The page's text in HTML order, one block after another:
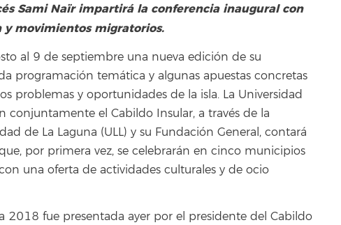
Sami Naïr impartirá la conferencia inaugural con
y movimientos migratorios.
al 9 de septiembre una nueva edición de su
programación temática y algunas apuestas concretas
problemas y oportunidades de la isla. La Universidad
conjuntamente el Cabildo Insular, a través de la
de La Laguna (ULL) y su Fundación General, contará
por primera vez, se celebrarán en cinco municipios
una oferta de actividades culturales y de ocio
2018 fue presentada ayer por el presidente del Cabildo